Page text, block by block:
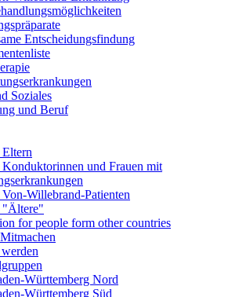
Entscheidungsfindung
Soziales
und Beruf
und Frauen mit
Willebrand-Patienten
"Ältere"
for people form other countries
Württemberg Nord
Württemberg Süd